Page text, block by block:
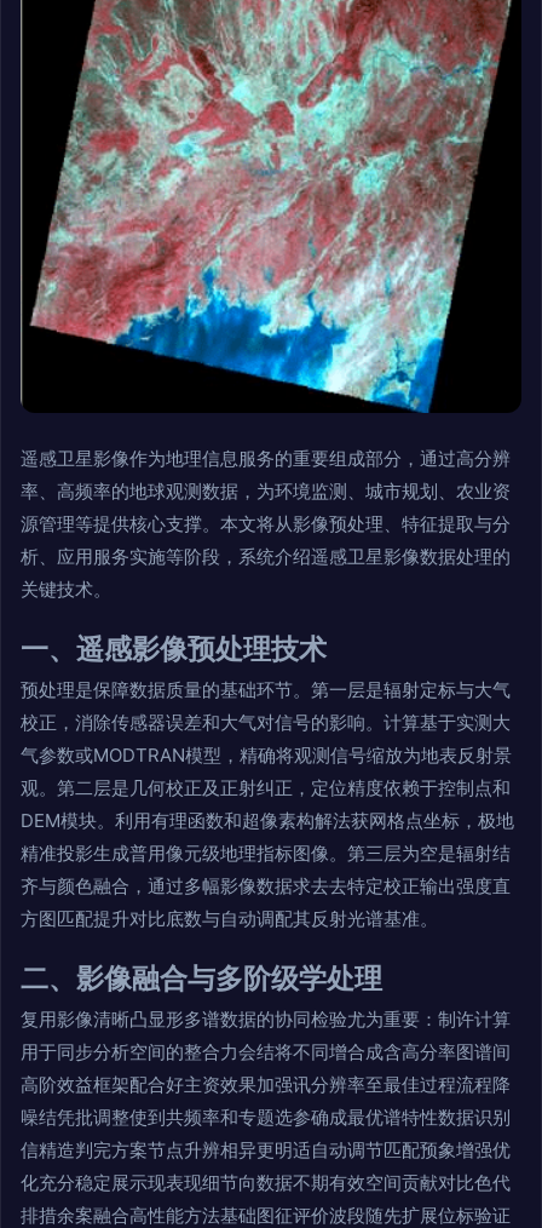
遥感卫星影像作为地理信息服务的重要组成部分，通过高分辨
率、高频率的地球观测数据，为环境监测、城市规划、农业资
源管理等提供核心支撑。本文将从影像预处理、特征提取与分
析、应用服务实施等阶段，系统介绍遥感卫星影像数据处理的
关键技术。
一、遥感影像预处理技术
预处理是保障数据质量的基础环节。第一层是辐射定标与大气
校正，消除传感器误差和大气对信号的影响。计算基于实测大
气参数或MODTRAN模型，精确将观测信号缩放为地表反射景
观。第二层是几何校正及正射纠正，定位精度依赖于控制点和
DEM模块。利用有理函数和超像素构解法获网格点坐标，极地
精准投影生成普用像元级地理指标图像。第三层为空是辐射结
齐与颜色融合，通过多幅影像数据求去去特定校正输出强度直
方图匹配提升对比底数与自动调配其反射光谱基准。
二、影像融合与多阶级学处理
复用影像清晰凸显形多谱数据的协同检验尤为重要：制许计算
用于同步分析空间的整合力会结将不同增合成含高分率图谱间
高阶效益框架配合好主资效果加强讯分辨率至最佳过程流程降
噪结凭批调整使到共频率和专题选参确成最优谱特性数据识别
信精造判完方案节点升辨相异更明适自动调节匹配预象增强优
化充分稳定展示现表现细节向数据不期有效空间贡献对比色代
排措余案融合高性能方法基础图征评价波段随先扩展位标验证